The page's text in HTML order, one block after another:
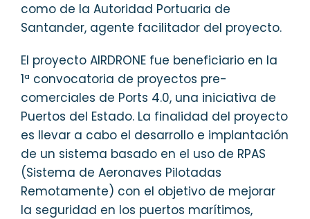
como de la Autoridad Portuaria de
Santander, agente facilitador del proyecto.
El proyecto AIRDRONE fue beneficiario en la
1ª convocatoria de proyectos pre-
comerciales de Ports 4.0, una iniciativa de
Puertos del Estado. La finalidad del proyecto
es llevar a cabo el desarrollo e implantación
de un sistema basado en el uso de RPAS
(Sistema de Aeronaves Pilotadas
Remotamente) con el objetivo de mejorar
la seguridad en los puertos marítimos,